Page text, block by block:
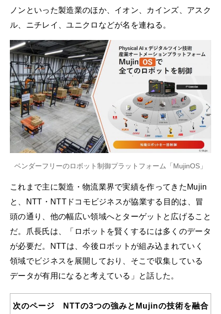
ノンといった製造業のほか、イオン、カインズ、アスク
ル、ニチレイ、ユニクロなどが名を連ねる。
ベンダーフリーのロボット制御プラットフォーム「MujinOS」
これまで主に製造・物流業界で実績を作ってきたMujin
と、NTT・NTTドコモビジネスが協業する目的は、冒
頭の通り、他の幅広い領域へとターゲットと広げること
だ。爪長氏は、「ロボットを賢くするには多くのデータ
が必要だ。NTTは、今後ロボットが組み込まれていく
領域でビジネスを展開しており、そこで収集している
データが有用になると考えている」と話した。
次のページ NTTの3つの強みとMujinの技術を融合